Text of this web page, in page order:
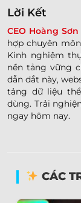
Lời Kết
CEO Hoàng Sơn
hợp chuyên
Kinh nghiệm
nền tảng vững
dẫn dắt này,
tảng dữ liệu
dùng. Trải
ngay hôm nay.
CÁC